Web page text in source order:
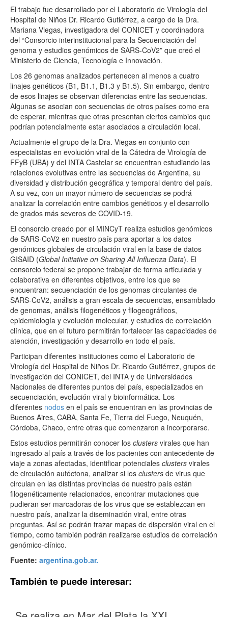
El trabajo fue desarrollado por el Laboratorio de Virología del
Hospital de Niños Dr. Ricardo Gutiérrez, a cargo de la Dra.
Mariana Viegas, investigadora del CONICET y coordinadora
del “Consorcio interinstitucional para la Secuenciación del
genoma y estudios genómicos de SARS-CoV2” que creó el
Ministerio de Ciencia, Tecnología e Innovación.
Los 26 genomas analizados pertenecen al menos a cuatro
linajes genéticos (B1, B1.1, B1.3 y B1.5). Sin embargo, dentro
de esos linajes se observan diferencias entre las secuencias.
Algunas se asocian con secuencias de otros países como era
de esperar, mientras que otras presentan ciertos cambios que
podrían potencialmente estar asociados a circulación local.
Actualmente el grupo de la Dra. Viegas en conjunto con
especialistas en evolución viral de la Cátedra de Virología de
FFyB (UBA) y del INTA Castelar se encuentran estudiando las
relaciones evolutivas entre las secuencias de Argentina, su
diversidad y distribución geográfica y temporal dentro del país.
A su vez, con un mayor número de secuencias se podrá
analizar la correlación entre cambios genéticos y el desarrollo
de grados más severos de COVID-19.
El consorcio creado por el MINCyT realiza estudios genómicos
de SARS-CoV2 en nuestro país para aportar a los datos
genómicos globales de circulación viral en la base de datos
GISAID (Global Initiative on Sharing All Influenza Data). El
consorcio federal se propone trabajar de forma articulada y
colaborativa en diferentes objetivos, entre los que se
encuentran: secuenciación de los genomas circulantes de
SARS-CoV2, análisis a gran escala de secuencias, ensamblado
de genomas, análisis filogenéticos y filogeográficos,
epidemiología y evolución molecular, y estudios de correlación
clínica, que en el futuro permitirán fortalecer las capacidades de
atención, investigación y desarrollo en todo el país.
Participan diferentes instituciones como el Laboratorio de
Virología del Hospital de Niños Dr. Ricardo Gutiérrez, grupos de
investigación del CONICET, del INTA y de Universidades
Nacionales de diferentes puntos del país, especializados en
secuenciación, evolución viral y bioinformática. Los
diferentes nodos en el país se encuentran en las provincias de
Buenos Aires, CABA, Santa Fe, Tierra del Fuego, Neuquén,
Córdoba, Chaco, entre otras que comenzaron a incorporarse.
Estos estudios permitirán conocer los clusters virales que han
ingresado al país a través de los pacientes con antecedente de
viaje a zonas afectadas, identificar potenciales clusters virales
de circulación autóctona, analizar si los clusters de virus que
circulan en las distintas provincias de nuestro país están
filogenéticamente relacionados, encontrar mutaciones que
pudieran ser marcadoras de los virus que se establezcan en
nuestro país, analizar la diseminación viral, entre otras
preguntas. Así se podrán trazar mapas de dispersión viral en el
tiempo, como también podrán realizarse estudios de correlación
genómico-clínico.
Fuente: argentina.gob.ar.
También te puede interesar: